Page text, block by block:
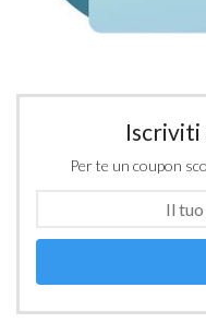
Per te un coupon